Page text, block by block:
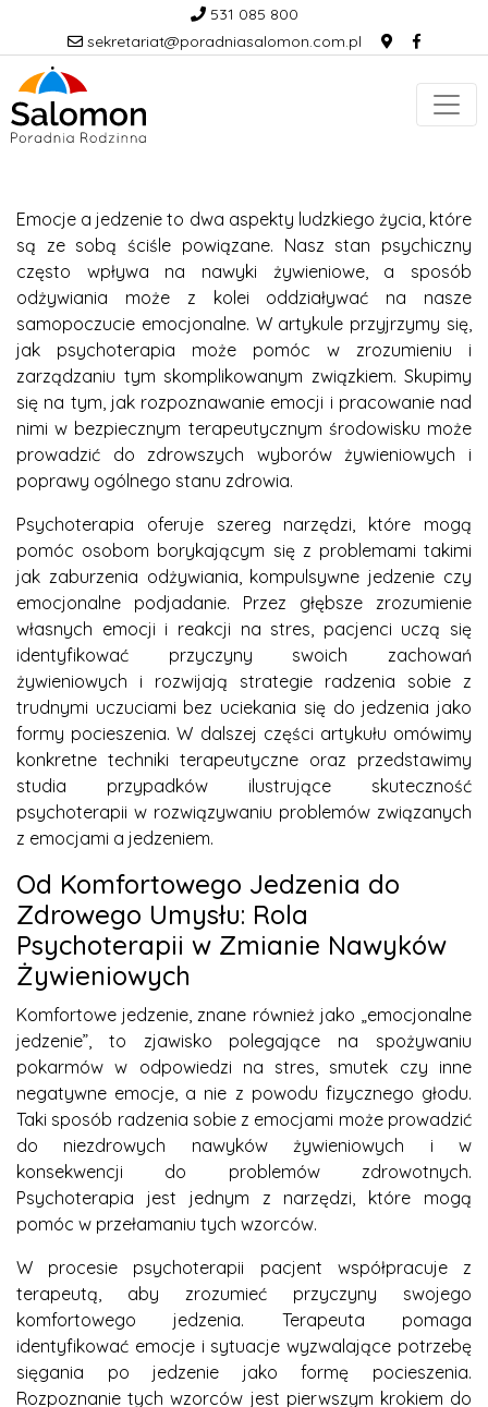
531 085 800
sekretariat@poradniasalomon.com.pl
Emocje a jedzenie to dwa aspekty ludzkiego życia, które
są ze sobą ściśle powiązane. Nasz stan psychiczny
często wpływa na nawyki żywieniowe, a sposób
odżywiania może z kolei oddziaływać na nasze
samopoczucie emocjonalne. W artykule przyjrzymy się,
jak psychoterapia może pomóc w zrozumieniu i
zarządzaniu tym skomplikowanym związkiem. Skupimy
się na tym, jak rozpoznawanie emocji i pracowanie nad
nimi w bezpiecznym terapeutycznym środowisku może
prowadzić do zdrowszych wyborów żywieniowych i
poprawy ogólnego stanu zdrowia.
Psychoterapia oferuje szereg narzędzi, które mogą
pomóc osobom borykającym się z problemami takimi
jak zaburzenia odżywiania, kompulsywne jedzenie czy
emocjonalne podjadanie. Przez głębsze zrozumienie
własnych emocji i reakcji na stres, pacjenci uczą się
identyfikować przyczyny swoich zachowań
żywieniowych i rozwijają strategie radzenia sobie z
trudnymi uczuciami bez uciekania się do jedzenia jako
formy pocieszenia. W dalszej części artykułu omówimy
konkretne techniki terapeutyczne oraz przedstawimy
studia przypadków ilustrujące skuteczność
psychoterapii w rozwiązywaniu problemów związanych
z emocjami a jedzeniem.
Od Komfortowego Jedzenia do
Zdrowego Umysłu: Rola
Psychoterapii w Zmianie Nawyków
Żywieniowych
Komfortowe jedzenie, znane również jako „emocjonalne
jedzenie”, to zjawisko polegające na spożywaniu
pokarmów w odpowiedzi na stres, smutek czy inne
negatywne emocje, a nie z powodu fizycznego głodu.
Taki sposób radzenia sobie z emocjami może prowadzić
do niezdrowych nawyków żywieniowych i w
konsekwencji do problemów zdrowotnych.
Psychoterapia jest jednym z narzędzi, które mogą
pomóc w przełamaniu tych wzorców.
W procesie psychoterapii pacjent współpracuje z
terapeutą, aby zrozumieć przyczyny swojego
komfortowego jedzenia. Terapeuta pomaga
identyfikować emocje i sytuacje wyzwalające potrzebę
sięgania po jedzenie jako formę pocieszenia.
Rozpoznanie tych wzorców jest pierwszym krokiem do